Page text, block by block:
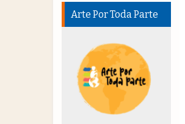
Arte Por Toda Parte